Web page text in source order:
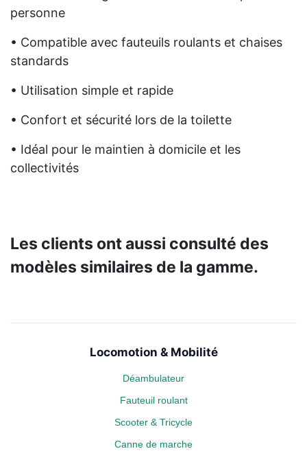
personne
• Compatible avec fauteuils roulants et chaises
standards
• Utilisation simple et rapide
• Confort et sécurité lors de la toilette
• Idéal pour le maintien à domicile et les
collectivités
Les clients ont aussi consulté des
modèles similaires de la gamme.
Locomotion & Mobilité
Déambulateur
Fauteuil roulant
Scooter & Tricycle
Canne de marche